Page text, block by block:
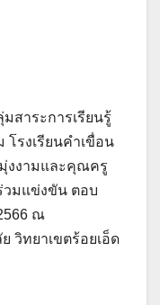
สาระการเรียนรู้
รงเรียนคำเขื่อน
งงามและคุณครู
วมแข่งขัน ตอบ
ณ
วิทยาเขตร้อยเอ็ด